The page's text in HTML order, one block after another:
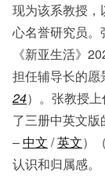
现为该系教授，
心名誉研究员。
《新亚生活》
担任辅导长的愿
24）。张教授
了三册中英文
–中文 /英文）
认识和归属感。